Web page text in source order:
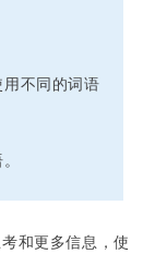
不同的词语
和更多信息，使